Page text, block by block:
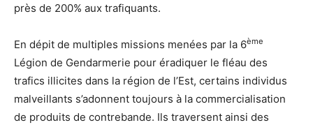
près de 200% aux trafiquants.
En dépit de multiples missions menées par la 6ème
Légion de Gendarmerie pour éradiquer le fléau des
trafics illicites dans la région de l’Est, certains individus
malveillants s’adonnent toujours à la commercialisation
de produits de contrebande. Ils traversent ainsi des